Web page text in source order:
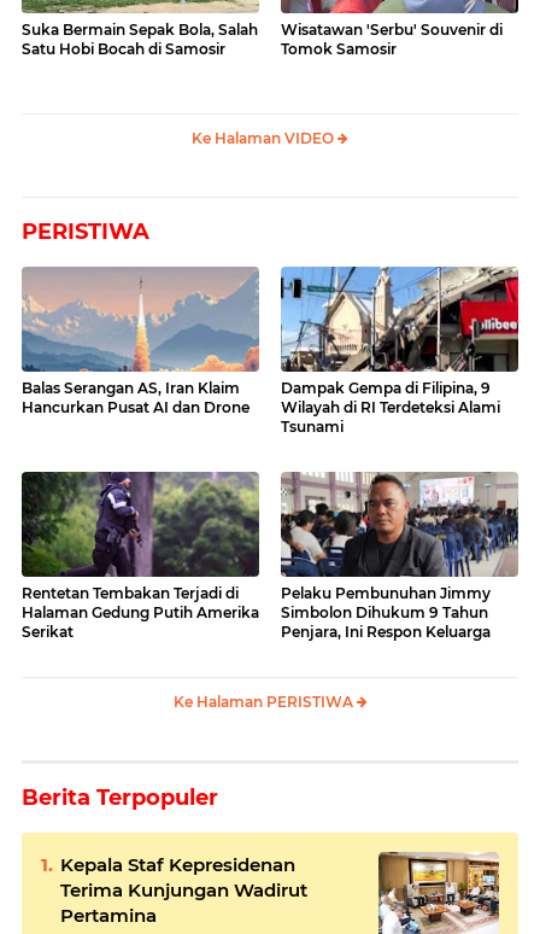
Suka Bermain Sepak Bola, Salah
Satu Hobi Bocah di Samosir
Wisatawan 'Serbu' Souvenir di
Tomok Samosir
Ke Halaman VIDEO
PERISTIWA
Balas Serangan AS, Iran Klaim
Hancurkan Pusat AI dan Drone
Dampak Gempa di Filipina, 9
Wilayah di RI Terdeteksi Alami
Tsunami
Rentetan Tembakan Terjadi di
Halaman Gedung Putih Amerika
Serikat
Pelaku Pembunuhan Jimmy
Simbolon Dihukum 9 Tahun
Penjara, Ini Respon Keluarga
Ke Halaman PERISTIWA
Berita Terpopuler
Kepala Staf Kepresidenan
Terima Kunjungan Wadirut
Pertamina